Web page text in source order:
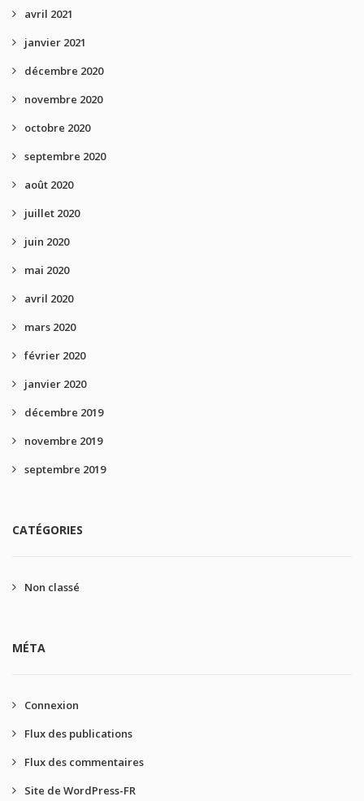
avril 2021
janvier 2021
décembre 2020
novembre 2020
octobre 2020
septembre 2020
août 2020
juillet 2020
juin 2020
mai 2020
avril 2020
mars 2020
février 2020
janvier 2020
décembre 2019
novembre 2019
septembre 2019
CATÉGORIES
Non classé
MÉTA
Connexion
Flux des publications
Flux des commentaires
Site de WordPress-FR